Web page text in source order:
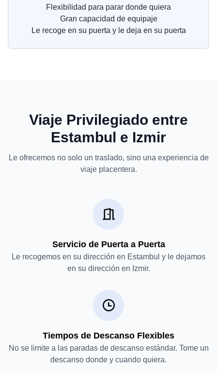
Flexibilidad para parar donde quiera
Gran capacidad de equipaje
Le recoge en su puerta y le deja en su puerta
Viaje Privilegiado entre
Estambul e Izmir
Le ofrecemos no solo un traslado, sino una experiencia de
viaje placentera.
Servicio de Puerta a Puerta
Le recogemos en su dirección en Estambul y le dejamos
en su dirección en Izmir.
Tiempos de Descanso Flexibles
No se limite a las paradas de descanso estándar. Tome un
descanso donde y cuando quiera.